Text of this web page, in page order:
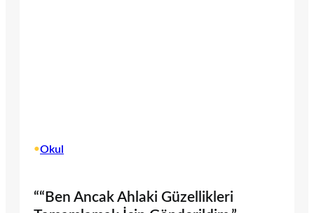
•Okul
““Ben Ancak Ahlaki Güzellikleri